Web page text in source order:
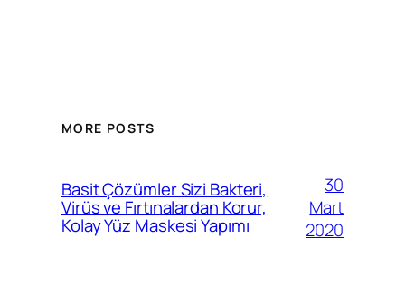
MORE POSTS
Basit Çözümler Sizi Bakteri,
Virüs ve Fırtınalardan Korur,
Kolay Yüz Maskesi Yapımı
30
Mart
2020